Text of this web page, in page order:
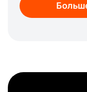
Кальян
Энергия